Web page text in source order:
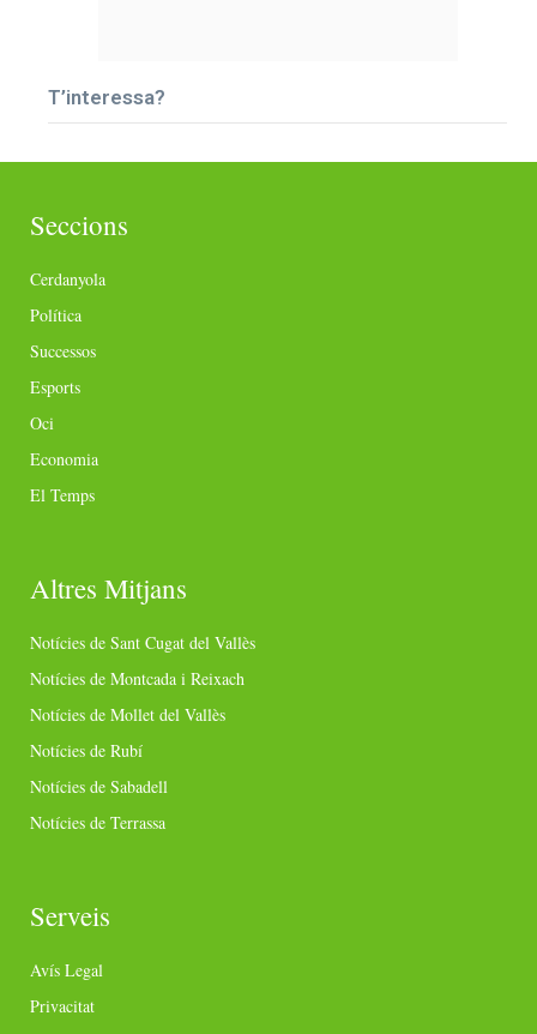
T’interessa?
Seccions
Cerdanyola
Política
Successos
Esports
Oci
Economia
El Temps
Altres Mitjans
Notícies de Sant Cugat del Vallès
Notícies de Montcada i Reixach
Notícies de Mollet del Vallès
Notícies de Rubí
Notícies de Sabadell
Notícies de Terrassa
Serveis
Avís Legal
Privacitat